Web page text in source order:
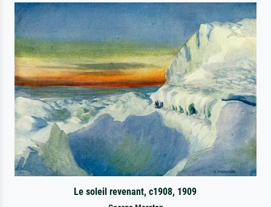
Le soleil revenant, c1908, 1909